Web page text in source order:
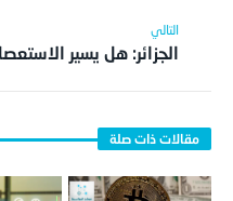
الجزائر: هل يسير